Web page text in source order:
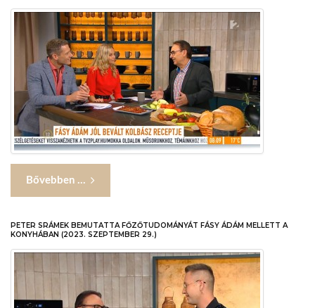
Bővebben ...
PETER SRÁMEK BEMUTATTA FŐZŐTUDOMÁNYÁT FÁSY ÁDÁM MELLETT A
KONYHÁBAN (2023. SZEPTEMBER 29.)